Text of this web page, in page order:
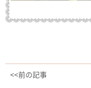
<<前の記事